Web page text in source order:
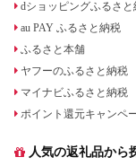
dショッピングふるさと
au PAY ふるさと納税
ふるさと本舗
ヤフーのふるさと納税
マイナビふるさと納税
ポイント還元キャンペ
人気の返礼品から